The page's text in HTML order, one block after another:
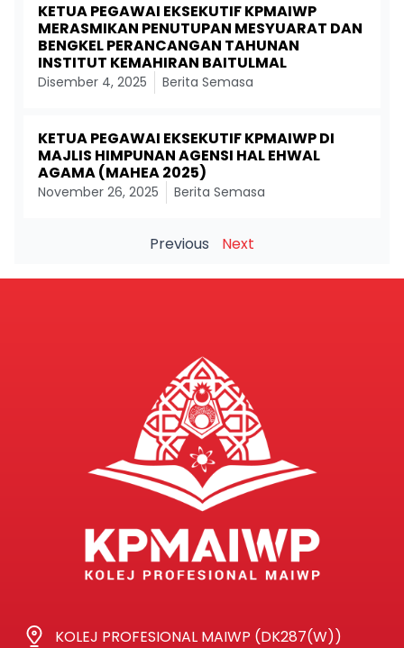
KETUA PEGAWAI EKSEKUTIF KPMAIWP
MERASMIKAN PENUTUPAN MESYUARAT DAN
BENGKEL PERANCANGAN TAHUNAN
INSTITUT KEMAHIRAN BAITULMAL
Disember 4, 2025 Berita Semasa
KETUA PEGAWAI EKSEKUTIF KPMAIWP DI
MAJLIS HIMPUNAN AGENSI HAL EHWAL
AGAMA (MAHEA 2025)
November 26, 2025 Berita Semasa
Previous Next
KOLEJ PROFESIONAL MAIWP (DK287(W))